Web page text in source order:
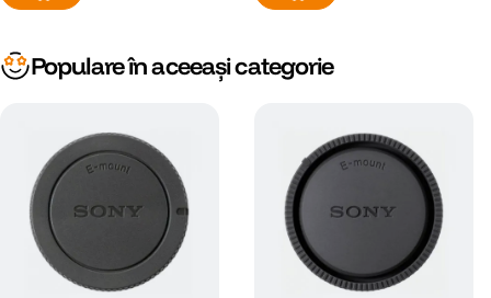
Populare în aceeași categorie